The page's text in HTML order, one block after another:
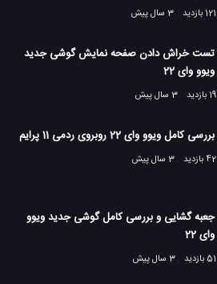
121 بازدید
3 سال پیش
تست خراش دادن صفحه نمایش گوشی جدید
ویوو وای 22
19 بازدید
3 سال پیش
بررسی کامل ویوو وای 22 روبروی ردمی 11 پرایم
42 بازدید 3 سال پیش
جعبه گشایی و بررسی کامل گوشی جدید ویوو
وای 22
51 بازدید
3 سال پیش